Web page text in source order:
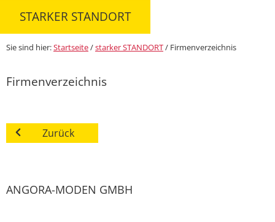
STARKER STANDORT
Sie sind hier:Startseite/starker STANDORT/ Firmenverzeichnis
Firmenverzeichnis
Zurück
ANGORA-MODEN GMBH